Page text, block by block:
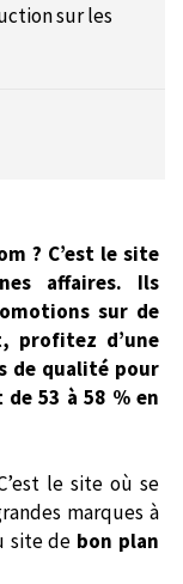
sur les
? C’est le site
affaires. Ils
sur de
profitez d’une
de qualité pour
53 à 58 % en
le site où se
marques à
site de bon plan